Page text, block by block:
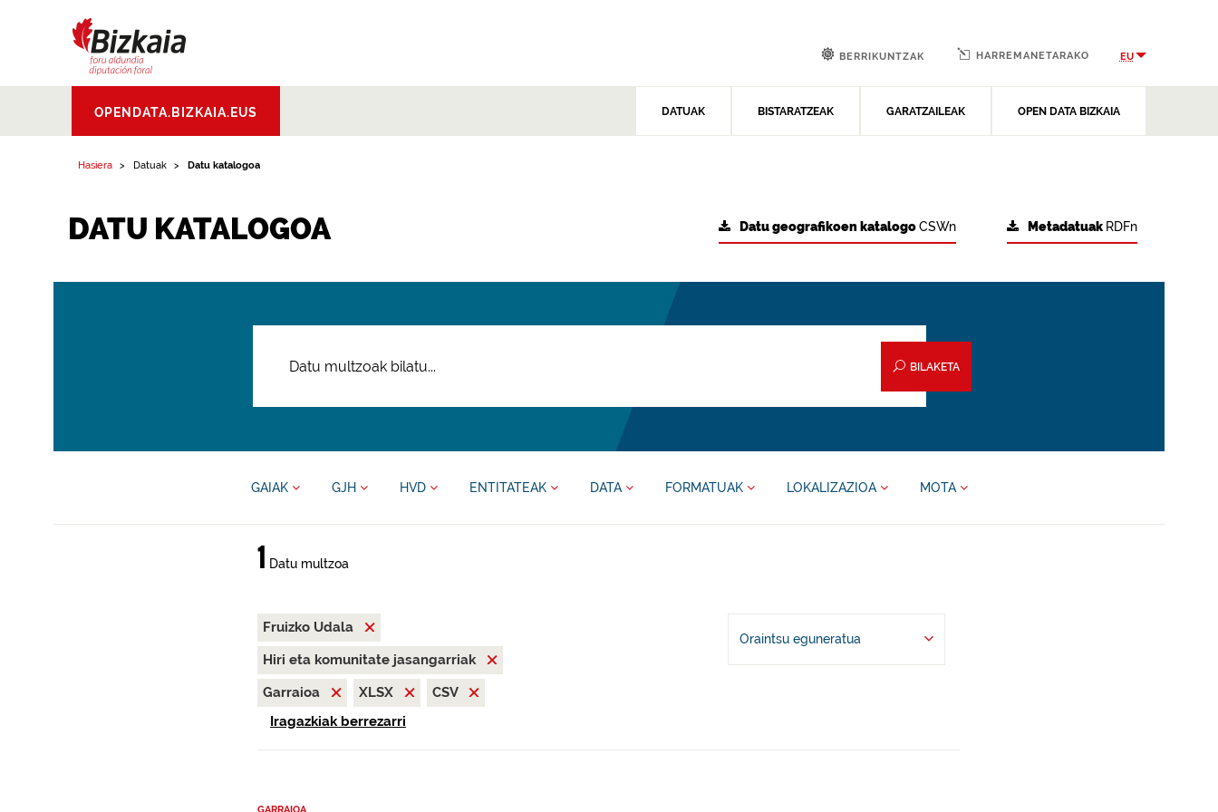
Aldundia.Diputacion
Foral de Bizkaia
OPENDATA.BIZKAIA.EUS DATUAK BISTARATZEAK GARATZAILEAK OPEN DATA BIZKAIA
BERRIKUNTZAK HARREMANETARAKO EU
Hasiera Datuak Datu katalogoa
DATU KATALOGOA Metadatuak RDFn
Datu geografikoen katalogoCSWn
BILAKETA
GAIAK GJH HVD ENTITATEAK DATA FORMATUAK LOKALIZAZIOA MOTA
1 Datu multzoa
Fruizko Udala
Hiri eta komunitate jasangarriak
Garraioa
XLSX
CSV
Iragazkiak berrezarri
Oraintsu eguneratua